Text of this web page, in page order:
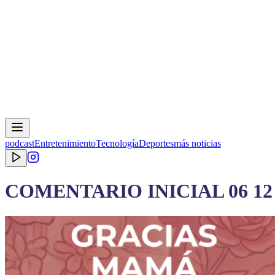
podcastEntretenimientoTecnologíaDeportesmás noticias
COMENTARIO INICIAL 06 12